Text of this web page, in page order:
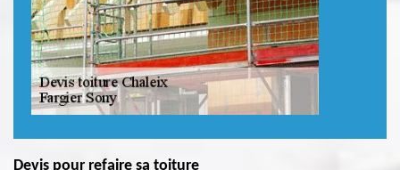
Devis pour refaire sa toiture